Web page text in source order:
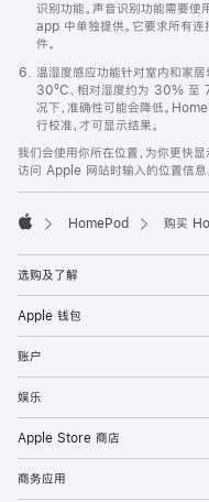
识别功能。声音识别功能需要使
app 中单独提供。它要求所有
件。
温湿度感应功能针对室内和家
30ºC、相对湿度约为 30% 至
况下，准确性可能会降低。
行校准，才可显示结果。
我们会使用你所在位置，为你更快
访问 Apple 网站时输入的位置信息
HomePod 购买
选购及了解
Apple 钱包
账户
娱乐
Apple Store 商店
商务应用